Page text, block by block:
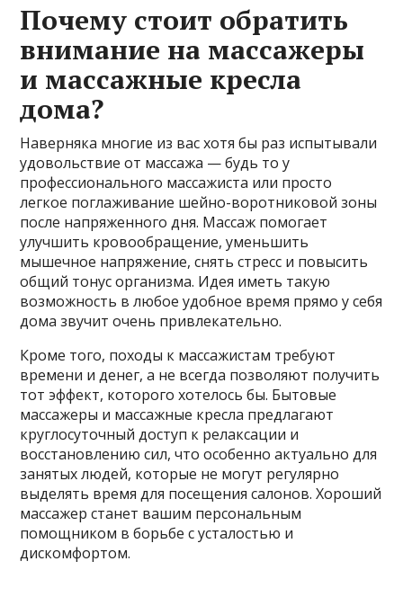
Почему стоит обратить
внимание на массажеры
и массажные кресла
дома?
Наверняка многие из вас хотя бы раз испытывали
удовольствие от массажа — будь то у
профессионального массажиста или просто
легкое поглаживание шейно-воротниковой зоны
после напряженного дня. Массаж помогает
улучшить кровообращение, уменьшить
мышечное напряжение, снять стресс и повысить
общий тонус организма. Идея иметь такую
возможность в любое удобное время прямо у себя
дома звучит очень привлекательно.
Кроме того, походы к массажистам требуют
времени и денег, а не всегда позволяют получить
тот эффект, которого хотелось бы. Бытовые
массажеры и массажные кресла предлагают
круглосуточный доступ к релаксации и
восстановлению сил, что особенно актуально для
занятых людей, которые не могут регулярно
выделять время для посещения салонов. Хороший
массажер станет вашим персональным
помощником в борьбе с усталостью и
дискомфортом.